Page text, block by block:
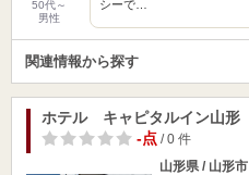
50代～
男性
シーで…
関連情報から探す
ホテル キャピタルイン山形
-点/ 0 件
山形県 / 山形市